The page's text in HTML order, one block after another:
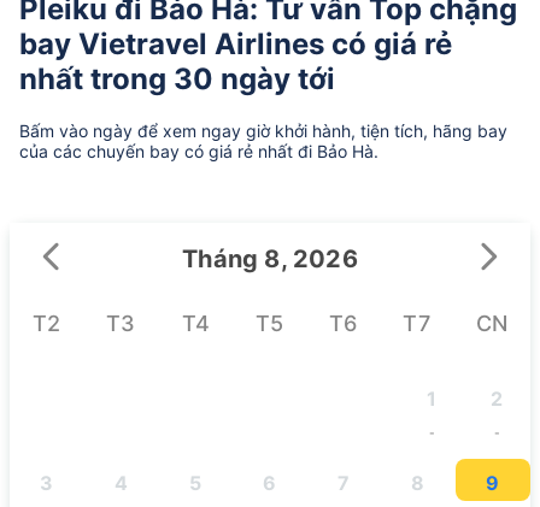
Pleiku đi Bảo Hà: Tư vấn Top chặng
bay Vietravel Airlines có giá rẻ
nhất trong 30 ngày tới
Bấm vào ngày để xem ngay giờ khởi hành, tiện tích, hãng bay
của các chuyến bay có giá rẻ nhất đi Bảo Hà.
Tháng 8, 2026
T2 T3 T4 T5 T6 T7 CN
1
-
2
-
3 4 5 6 7 8 9